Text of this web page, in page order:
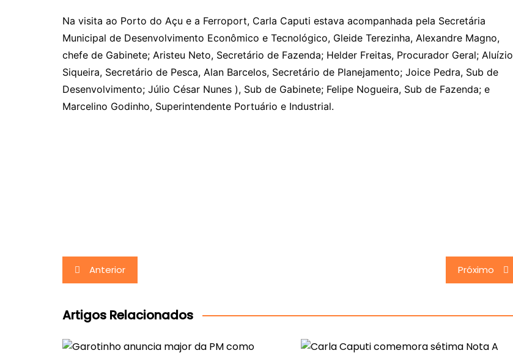
Na visita ao Porto do Açu e a Ferroport, Carla Caputi estava acompanhada pela Secretária
Municipal de Desenvolvimento Econômico e Tecnológico, Gleide Terezinha, Alexandre Magno,
chefe de Gabinete; Aristeu Neto, Secretário de Fazenda; Helder Freitas, Procurador Geral; Aluízio
Siqueira, Secretário de Pesca, Alan Barcelos, Secretário de Planejamento; Joice Pedra, Sub de
Desenvolvimento; Júlio César Nunes ), Sub de Gabinete; Felipe Nogueira, Sub de Fazenda; e
Marcelino Godinho, Superintendente Portuário e Industrial.
Navegação
de
Post
Anterior Próximo
Artigos Relacionados